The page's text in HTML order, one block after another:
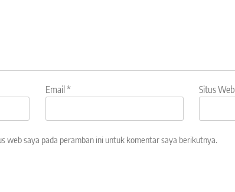
Email * Situs Web
web saya pada peramban ini untuk komentar saya berikutnya.